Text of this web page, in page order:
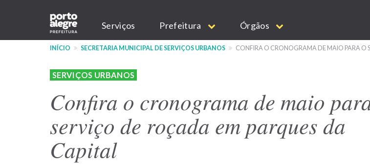
conteúdo
Main
navigation
Serviços Prefeitura Órgãos
INÍCIO SECRETARIA MUNICIPAL DE SERVIÇOS URBANOS CONFIRA O CRONOGRAMA DE MAIO PARA O
SERVIÇOS URBANOS
Confira o cronograma de maio
serviço de roçada em parques da
Capital